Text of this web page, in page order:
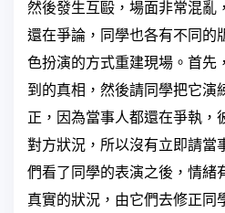
然後發生互毆，場面非常混亂
還在爭論，同學也各有不同的
色扮演的方式重建現場。首先
到的真相，然後請同學把它演
正，因為當事人都還在爭執，
對方狀況，所以沒有立即請當
們看了同學的表演之後，情緒
真實的狀況，由它們去修正同